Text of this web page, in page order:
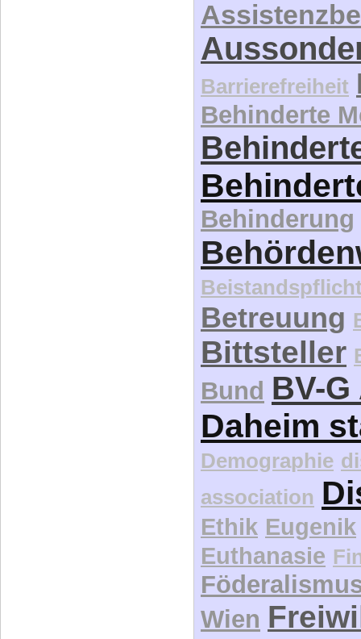
Barrierefreiheit
Behinderte
Behinderung
Betreuung
Bittsteller
Bund BV-
Daheim
Demographie
association
Ethik Eugenik
Euthanasie
Wien